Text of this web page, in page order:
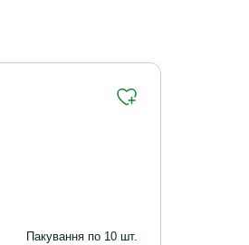
Пакування по 10 шт.